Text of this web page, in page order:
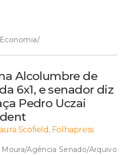
Economia/
Alcolumbre de
6x1, e senador diz
Pedro Uczai
Scofield, Folhapress
Moura/Agência Senado/Arquivo